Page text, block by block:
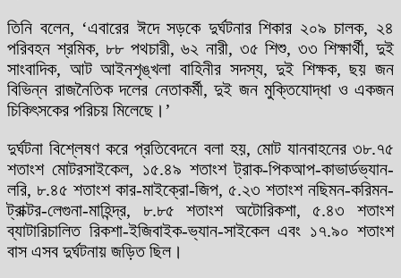
তিনি বলেন, ‘এবারের ঈদে সড়কে দুর্ঘটনার শিকার ২০৯ চালক, ২৪
পরিবহন শ্রমিক, ৮৮ পথচারী, ৬২ নারী, ৩৫ শিশু, ৩৩ শিক্ষার্থী, দুই
সাংবাদিক, আট আইনশৃঙ্খলা বাহিনীর সদস্য, দুই শিক্ষক, ছয় জন
বিভিন্ন রাজনৈতিক দলের নেতাকর্মী, দুই জন মুক্তিযোদ্ধা ও একজন
চিকিৎসকের পরিচয় মিলেছে।’
দুর্ঘটনা বিশ্লেষণ করে প্রতিবেদনে বলা হয়, মোট যানবাহনের ৩৮.৭৫
শতাংশ মোটরসাইকেল, ১৫.৪৯ শতাংশ ট্রাক-পিকআপ-কাভার্ডভ্যান-
লরি, ৮.৪৫ শতাংশ কার-মাইক্রো-জিপ, ৫.২৩ শতাংশ নছিমন-করিমন-
ট্রাক্টর-লেগুনা-মাহিন্দ্র, ৮.৮৫ শতাংশ অটোরিকশা, ৫.৪৩ শতাংশ
ব্যাটারিচালিত রিকশা-ইজিবাইক-ভ্যান-সাইকেল এবং ১৭.৯০ শতাংশ
বাস এসব দুর্ঘটনায় জড়িত ছিল।